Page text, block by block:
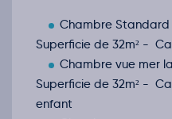
Ven.
11
déc.
772€/pers
Sam.
12
déc.
772€/pers
Dim.
Chambre Standard
Superficie de 32m² -
Chambre vue mer
Superficie de 32m² -
enfant